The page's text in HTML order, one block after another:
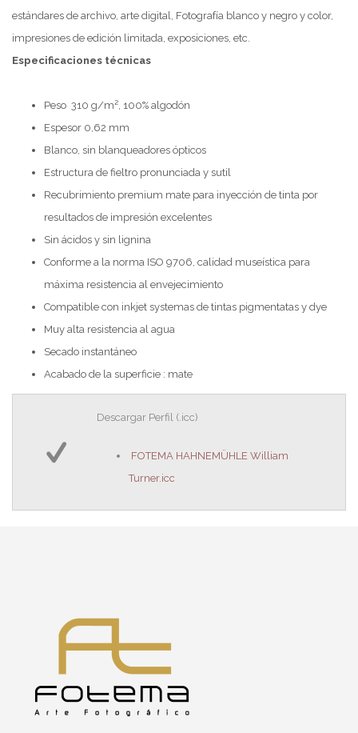
estándares de archivo, arte digital, Fotografía blanco y negro y color,
impresiones de edición limitada, exposiciones, etc.
Especificaciones técnicas
Peso 310 g/m², 100% algodón
Espesor 0,62 mm
Blanco, sin blanqueadores ópticos
Estructura de fieltro pronunciada y sutil
Recubrimiento premium mate para inyección de tinta por
resultados de impresión excelentes
Sin ácidos y sin lignina
Conforme a la norma ISO 9706, calidad museística para
máxima resistencia al envejecimiento
Compatible con inkjet systemas de tintas pigmentatas y dye
Muy alta resistencia al agua
Secado instantáneo
Acabado de la superficie : mate
Descargar Perfil (.icc)
FOTEMA HAHNEMÜHLE William
Turner.icc